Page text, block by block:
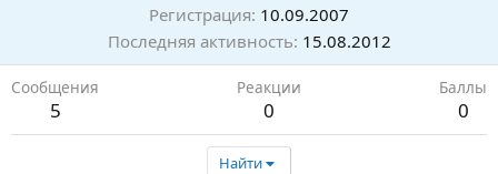
Регистрация 10.09.2007
Последняя активность 15.08.2012
Сообщения
5
Реакции
0
Баллы
0
Найти